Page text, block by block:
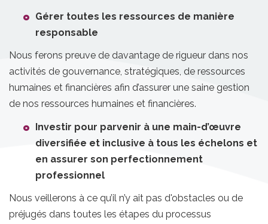
Gérer toutes les ressources de manière
responsable
Nous ferons preuve de davantage de rigueur dans nos
activités de gouvernance, stratégiques, de ressources
humaines et financières afin d’assurer une saine gestion
de nos ressources humaines et financières.
Investir pour parvenir à une main-d’œuvre
diversifiée et inclusive à tous les échelons et
en assurer son perfectionnement
professionnel
Nous veillerons à ce qu’il n’y ait pas d'obstacles ou de
préjugés dans toutes les étapes du processus